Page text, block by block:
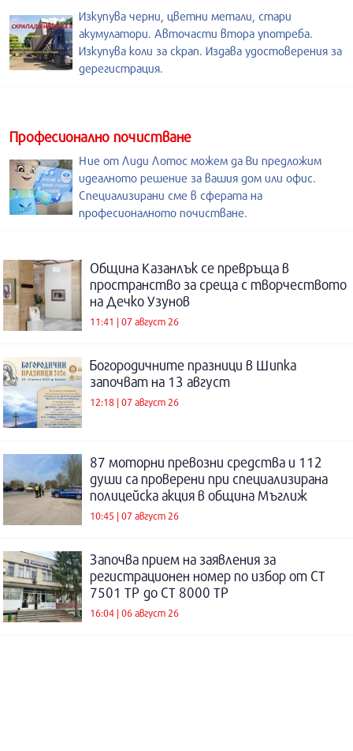
Изкупува черни, цветни метали, стари
акумулатори. Авточасти втора употреба.
Изкупува коли за скрап. Издава удостоверения за
дерегистрация.
Професионално почистване
Ние от Лиди Лотос можем да Ви предложим
идеалното решение за вашия дом или офис.
Специализирани сме в сферата на
професионалното почистване.
Община Казанлък се превръща в
пространство за среща с творчеството
на Дечко Узунов
11:41 | 07 август 26
Богородичните празници в Шипка
започват на 13 август
12:18 | 07 август 26
87 моторни превозни средства и 112
души са проверени при специализирана
полицейска акция в община Мъглиж
10:45 | 07 август 26
Започва прием на заявления за
регистрационен номер по избор от СТ
7501 ТР до СТ 8000 ТР
16:04 | 06 август 26